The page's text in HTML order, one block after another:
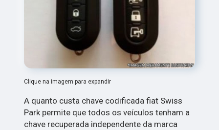
Clique na imagem para expandir
A quanto custa chave codificada fiat Swiss
Park permite que todos os veículos tenham a
chave recuperada independente da marca